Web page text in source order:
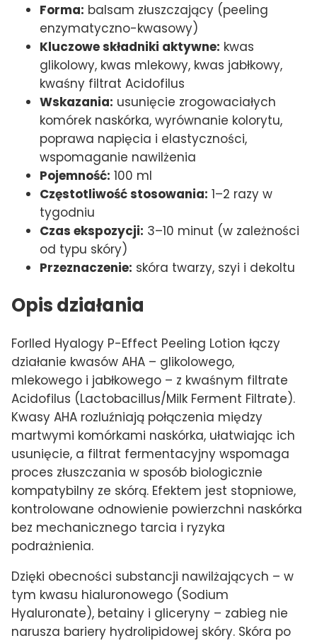
Forma: balsam złuszczający (peeling
enzymatyczno-kwasowy)
Kluczowe składniki aktywne: kwas
glikolowy, kwas mlekowy, kwas jabłkowy,
kwaśny filtrat Acidofilus
Wskazania: usunięcie zrogowaciałych
komórek naskórka, wyrównanie kolorytu,
poprawa napięcia i elastyczności,
wspomaganie nawilżenia
Pojemność: 100 ml
Częstotliwość stosowania: 1–2 razy w
tygodniu
Czas ekspozycji: 3–10 minut (w zależności
od typu skóry)
Przeznaczenie: skóra twarzy, szyi i dekoltu
Opis działania
Forlled Hyalogy P-Effect Peeling Lotion łączy
działanie kwasów AHA – glikolowego,
mlekowego i jabłkowego – z kwaśnym filtrate
Acidofilus (Lactobacillus/Milk Ferment Filtrate).
Kwasy AHA rozluźniają połączenia między
martwymi komórkami naskórka, ułatwiając ich
usunięcie, a filtrat fermentacyjny wspomaga
proces złuszczania w sposób biologicznie
kompatybilny ze skórą. Efektem jest stopniowe,
kontrolowane odnowienie powierzchni naskórka
bez mechanicznego tarcia i ryzyka
podrażnienia.
Dzięki obecności substancji nawilżających – w
tym kwasu hialuronowego (Sodium
Hyaluronate), betainy i gliceryny – zabieg nie
narusza bariery hydrolipidowej skóry. Skóra po